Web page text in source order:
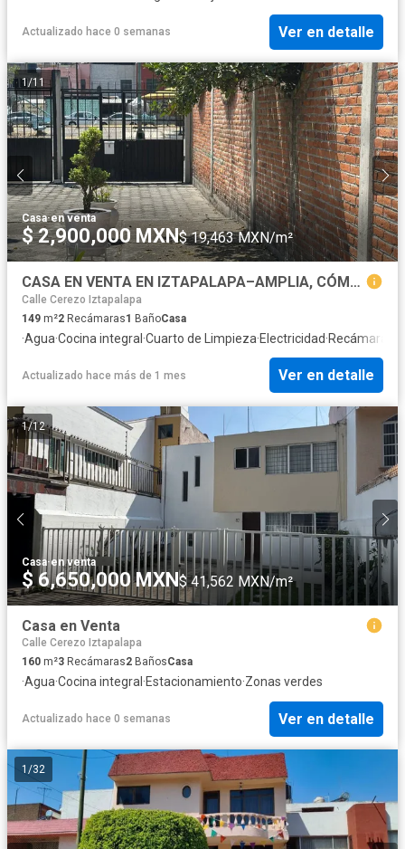
Actualizado hace 0 semanas Ver en detalle
1/11
Casa·en venta
$ 2,900,000 MXN$ 19,463 MXN/m²
CASA EN VENTA EN IZTAPALAPA–AMPLIA, CÓMODA Y CON EXCELENTE UBICACIÓN
Calle Cerezo Iztapalapa
149 m²2 Recámaras1 BañoCasa
·Agua·Cocina integral ·Cuarto de Limpieza·Electricidad·Recámara
Actualizado hace más de 1 mes Ver en detalle
1/12
Casa·en venta
$ 6,650,000 MXN$ 41,562 MXN/m²
Casa en Venta
Calle Cerezo Iztapalapa
160 m²3 Recámaras2 BañosCasa
·Agua·Cocina integral ·Estacionamiento·Zonas verdes
Actualizado hace 0 semanas Ver en detalle
1 /32